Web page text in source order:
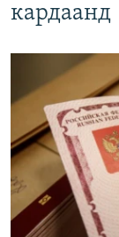
кардаанд